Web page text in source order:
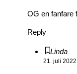
OG en fanfare
Reply
Linda
21. juli